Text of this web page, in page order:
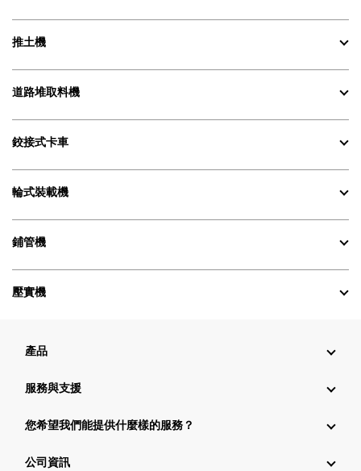
推土機
道路堆取料機
鉸接式卡車
輪式裝載機
鋪管機
壓實機
產品
服務與支援
您希望我們能提供什麼樣的服務？
公司資訊